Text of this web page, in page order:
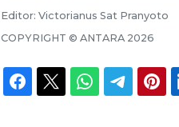
Editor: Victorianus Sat Pranyoto
COPYRIGHT © ANTARA 2026